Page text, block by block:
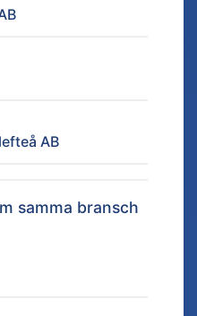
AB
samma bransch